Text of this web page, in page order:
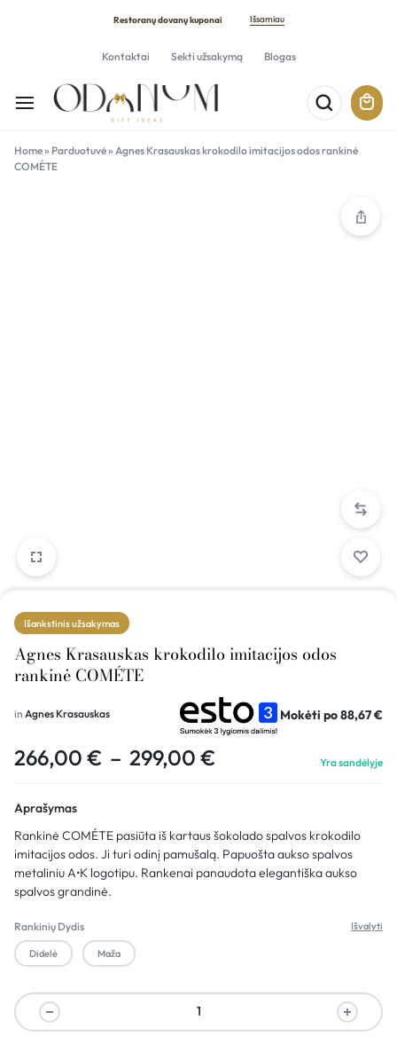
Restoranų dovanų kuponai Išsamiau
Kontaktai Sekti užsakymą Blogas
Home» Parduotuvė» Agnes Krasauskas krokodilo imitacijos odos rankinė
COMÉTE
Išankstinis užsakymas
Agnes Krasauskas krokodilo imitacijos odos
rankinė COMÉTE
in Agnes Krasauskas Mokėti po88,67€
266,00 € – 299,00 € Yra sandėlyje
Aprašymas
Rankinė COMÉTE pasiūta iš kartaus šokolado spalvos krokodilo
imitacijos odos. Ji turi odinį pamušalą. Papuošta aukso spalvos
metaliniu A•K logotipu. Rankenai panaudota elegantiška aukso
spalvos grandinė.
Rankinių Dydis
Didelė Maža
Išvalyti